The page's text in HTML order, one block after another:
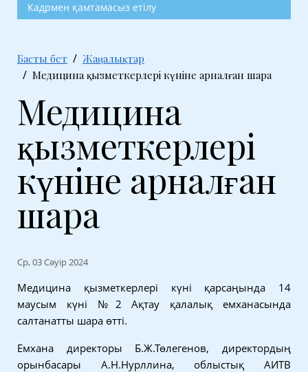
Кадрмен қамтамасыз етілу
Басты бет
Жаңалықтар
Медицина қызметкерлері күніне арналған шара
Медицина
қызметкерлері
күніне арналған
шара
Ср, 03 Сәуір 2024
Медицина қызметкерлері күні қарсаңында 14
маусым күні №2 Ақтау қалалық емханасында
салтанатты шара өтті.
Емхана директоры Б.Ж.Төлегенов, директордың
орынбасары А.Н.Нурллина, облыстық АИТВ